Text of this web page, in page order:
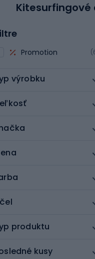
Kitesurfingové
Promotion
výrobku
produktu
kusy